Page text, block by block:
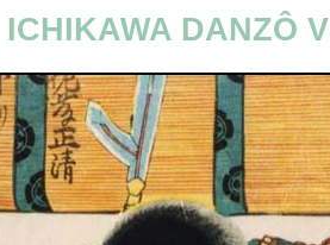
ICHIKAWA DANZÔ V